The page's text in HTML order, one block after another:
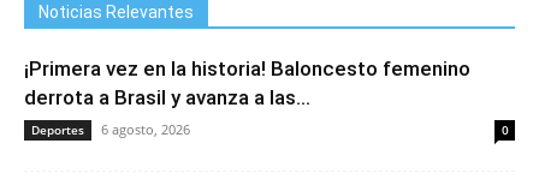
Noticias Relevantes
¡Primera vez en la historia! Baloncesto femenino
derrota a Brasil y avanza a las...
Deportes 6 agosto, 2026 0